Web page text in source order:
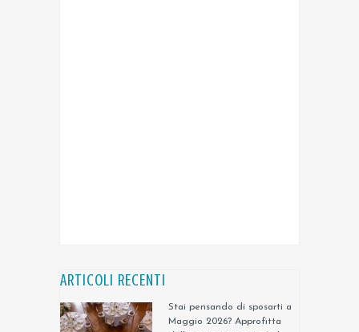
ARTICOLI RECENTI
Stai pensando di sposarti a
Maggio 2026? Approfitta